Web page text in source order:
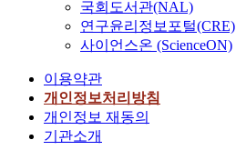
국회도서관(NAL)
연구윤리정보포털(CRE)
사이언스온 (ScienceON)
이용약관
개인정보처리방침
개인정보 재동의
기관소개